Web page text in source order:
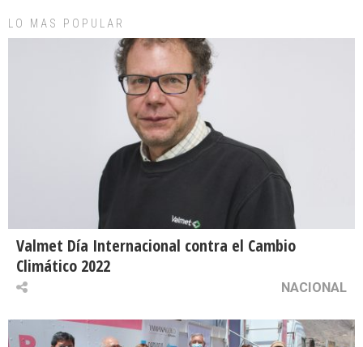
LO MAS POPULAR
Valmet Día Internacional contra el Cambio
Climático 2022
NACIONAL